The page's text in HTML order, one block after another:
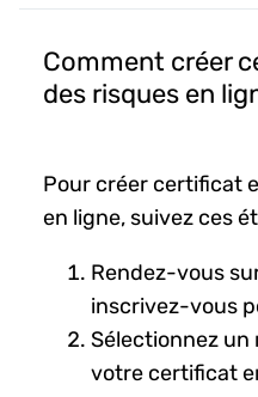
Comment créer
des risques en
Pour créer certificat
en ligne, suivez ces
Rendez-vous
inscrivez-vous
Sélectionnez un
votre certificat